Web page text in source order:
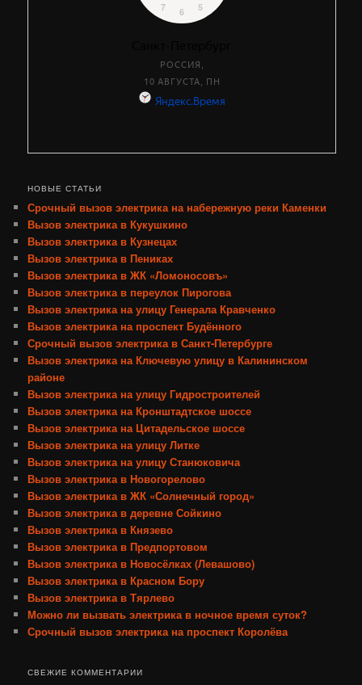
НОВЫЕ СТАТЬИ
Срочный вызов электрика на набережную реки Каменки
Вызов электрика в Кукушкино
Вызов электрика в Кузнецах
Вызов электрика в Пениках
Вызов электрика в ЖК «Ломоносовъ»
Вызов электрика в переулок Пирогова
Вызов электрика на улицу Генерала Кравченко
Вызов электрика на проспект Будённого
Срочный вызов электрика в Санкт-Петербурге
Вызов электрика на Ключевую улицу в Калининском
районе
Вызов электрика на улицу Гидростроителей
Вызов электрика на Кронштадтское шоссе
Вызов электрика на Цитадельское шоссе
Вызов электрика на улицу Литке
Вызов электрика на улицу Станюковича
Вызов электрика в Новогорелово
Вызов электрика в ЖК «Солнечный город»
Вызов электрика в деревне Сойкино
Вызов электрика в Князево
Вызов электрика в Предпортовом
Вызов электрика в Новосёлках (Левашово)
Вызов электрика в Красном Бору
Вызов электрика в Тярлево
Можно ли вызвать электрика в ночное время суток?
Срочный вызов электрика на проспект Королёва
СВЕЖИЕ КОММЕНТАРИИ